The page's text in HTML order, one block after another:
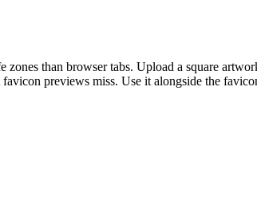
zones than browser tabs. Upload a square
previews miss. Use it alongside the